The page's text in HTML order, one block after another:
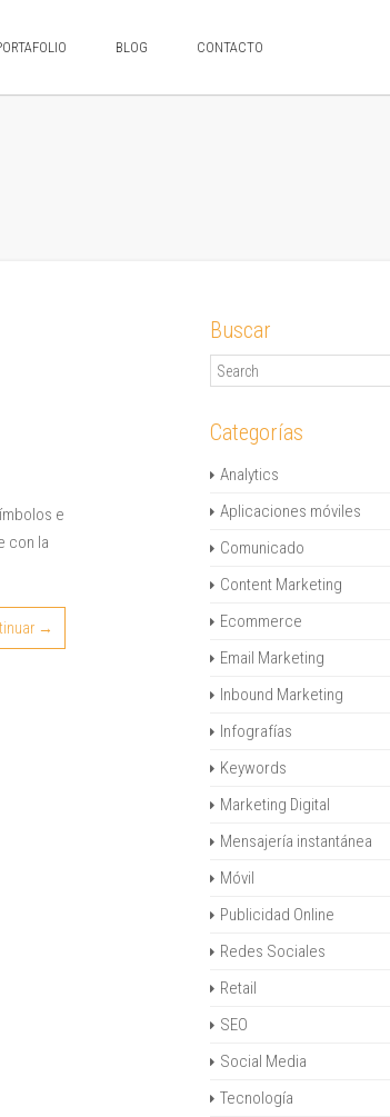
BLOG CONTACTO
e
con la
→
Buscar
Categorías
Analytics
Aplicaciones móviles
Comunicado
Content Marketing
Ecommerce
Email Marketing
Inbound Marketing
Infografías
Keywords
Marketing Digital
Mensajería instantánea
Móvil
Publicidad Online
Redes Sociales
Retail
SEO
Social Media
Tecnología